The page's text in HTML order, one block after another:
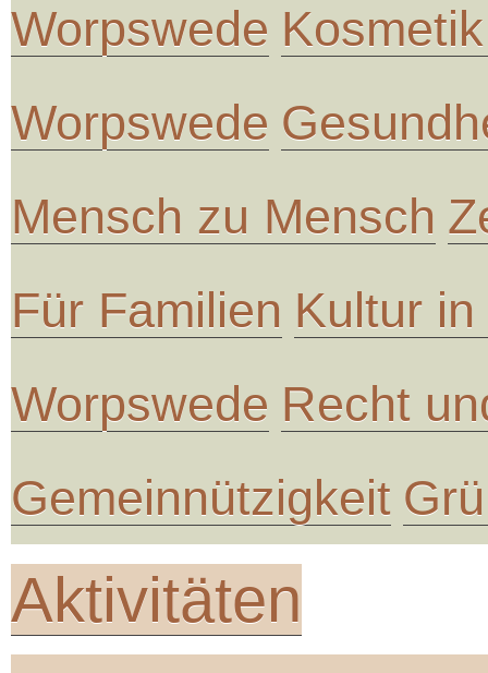
Worpswede
Worpswede
Mensch zu Mensch
Für Familien Kultur
Worpswede Recht
Gemeinnützigkeit
Aktivitäten